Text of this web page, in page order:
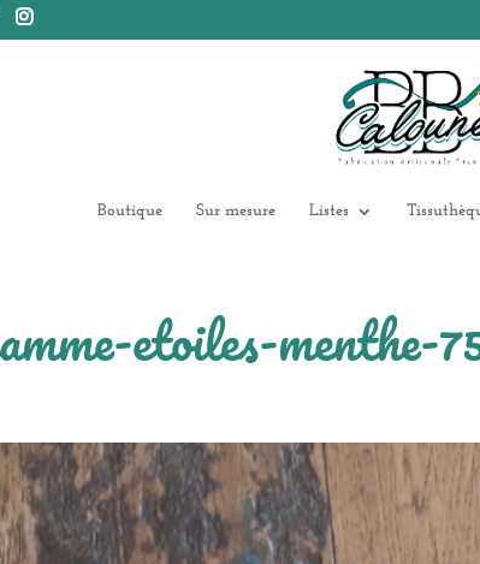
Boutique Sur mesure Listes
etoiles-menthe-